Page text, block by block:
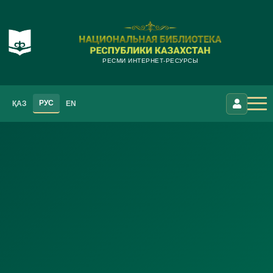
РЕСМИ ИНТЕРНЕТ-РЕСУРСЫ
ҚАЗ РУС EN